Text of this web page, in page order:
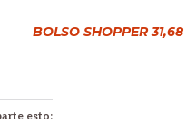
BOLSO SHOPPER
esto: